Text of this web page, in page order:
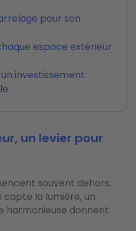
pour son
espace extérieur
investissement
un levier pour
souvent dehors.
capte la lumière, un
harmonieuse donnent